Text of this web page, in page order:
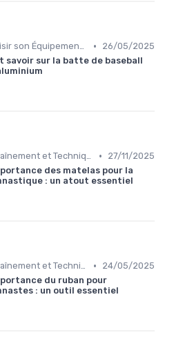
Choisir son Équipement Sportif •
26/05/2025
savoir sur la batte de baseball
Entraînement et Techniques •
27/11/2025
des matelas pour la
: un atout essentiel
Entraînement et Techniques •
24/05/2025
du ruban pour
: un outil essentiel